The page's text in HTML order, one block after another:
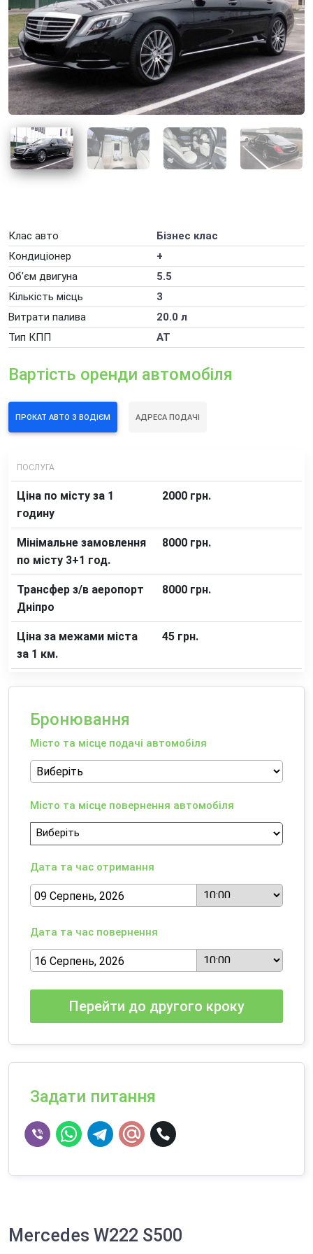
Оренда авто для фотосесії
Оренда авто для юридичних осіб
Оренда авто з ГБО
Оренда авто на весілля
Оренда авто на вихідні
Оренда авто на добу
Оренда авто на захід
Оренда автомобілів на День народження
Оренда електромобіля
Оренда машини на тиждень
Погодинна оренда автомобіля
Додаткові послуги оренди автомобілів
Клас авто
Бізнес клас
Кондиціонер
+
Об'єм двигуна
5.5
Кількість місць
3
Витрати палива
20.0 л
Тип КПП
АТ
Вартість оренди автомобіля
ПРОКАТ АВТО З ВОДІЄМ АДРЕСА ПОДАЧІ
ПОСЛУГА
Ціна по місту за 1
годину
2000 грн.
Мінімальне замовлення
по місту 3+1 год.
8000 грн.
Трансфер з/в аеропорт
Дніпро
8000 грн.
Ціна за межами міста
за 1 км.
45 грн.
Бронювання
Місто та місце подачі автомобіля
Місто та місце повернення автомобіля
Дата та час отримання
Дата та час повернення
Перейти до другого кроку
Задати питання
Mercedes W222 S500